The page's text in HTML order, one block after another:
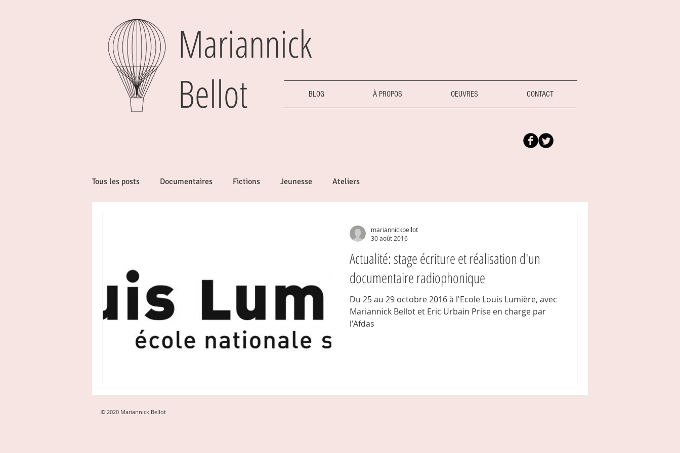
Mariannick
Bellot
BLOG À PROPOS OEUVRES CONTACT
Tous les posts Documentaires Fictions Jeunesse Ateliers
Actualité: stage écriture et réalisation d'un
documentaire radiophonique
Du 25 au 29 octobre 2016 à l'Ecole Louis Lumière, avec
Mariannick Bellot et Eric Urbain Prise en charge par
l'Afdas
mariannickbellot
30 août 2016
© 2020 Mariannick Bellot